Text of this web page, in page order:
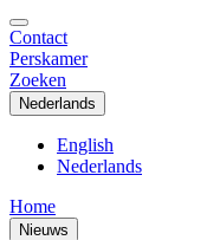
Contact
Perskamer
Zoeken
Nederlands
English
Nederlands
Home
Nieuws